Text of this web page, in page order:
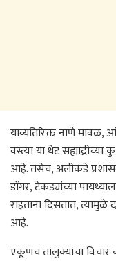
याव्यतिरिक्त नाणे
वस्त्या या थेट
आहे. तसेच, अलीकडे
डोंगर, टेकड्यांच्या
राहताना दिसतात, त्यामुळे
आहे.
एकूणच तालुक्याचा विचार